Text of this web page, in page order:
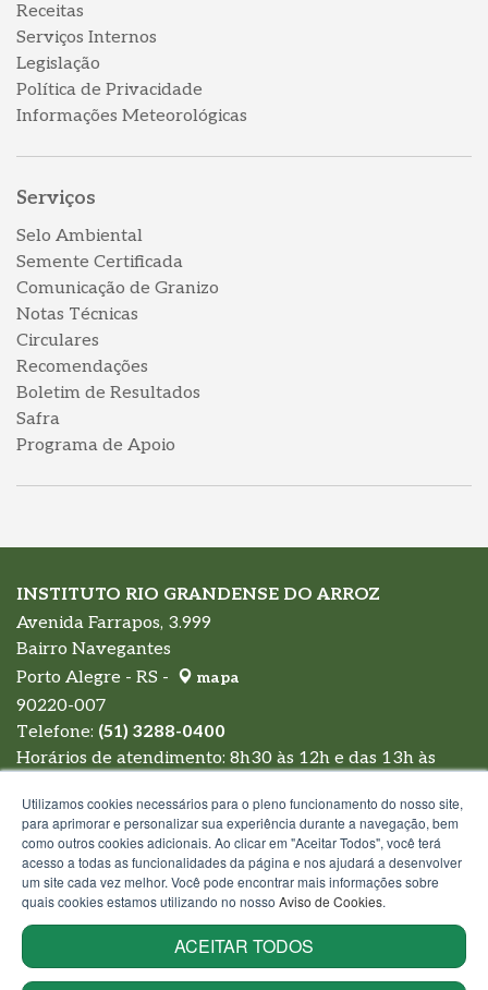
Receitas
Serviços Internos
Legislação
Política de Privacidade
Informações Meteorológicas
Serviços
Selo Ambiental
Semente Certificada
Comunicação de Granizo
Notas Técnicas
Circulares
Recomendações
Boletim de Resultados
Safra
Programa de Apoio
INSTITUTO RIO GRANDENSE DO ARROZ
Avenida Farrapos, 3.999
Bairro Navegantes
Porto Alegre - RS -
mapa
90220-007
Telefone: (51) 3288-0400
Horários de atendimento: 8h30 às 12h e das 13h às
Utilizamos cookies necessários para o pleno funcionamento do nosso site,
para aprimorar e personalizar sua experiência durante a navegação, bem
como outros cookies adicionais. Ao clicar em "Aceitar Todos", você terá
acesso a todas as funcionalidades da página e nos ajudará a desenvolver
um site cada vez melhor. Você pode encontrar mais informações sobre
quais cookies estamos utilizando no nosso Aviso de Cookies.
ACEITAR TODOS